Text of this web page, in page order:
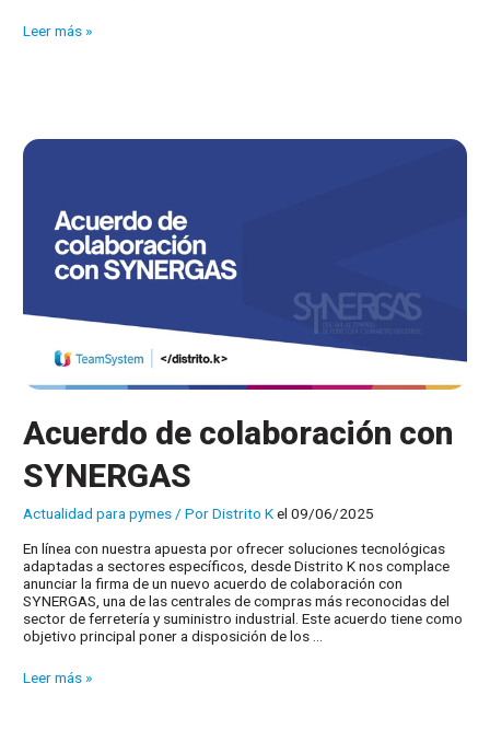
Webinar
Leer más »
Acuerdo de colaboración con
SYNERGAS
Actualidad para pymes/ PorDistrito Kel 09/06/2025
En línea con nuestra apuesta por ofrecer soluciones tecnológicas
adaptadas a sectores específicos, desde Distrito K nos complace
anunciar la firma de un nuevo acuerdo de colaboración con
SYNERGAS, una de las centrales de compras más reconocidas del
sector de ferretería y suministro industrial. Este acuerdo tiene como
objetivo principal poner a disposición de los …
Acuerdo
Leer más »